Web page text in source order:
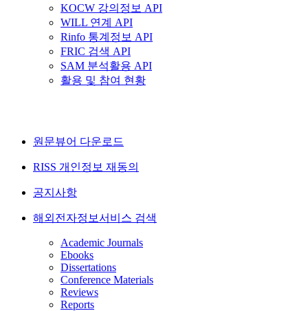
KOCW 강의정보 API
WILL 연계 API
Rinfo 통계정보 API
FRIC 검색 API
SAM 분석활용 API
활용 및 참여 현황
원문뷰어 다운로드
RISS 개인정보 재동의
공지사항
해외전자정보서비스 검색
Academic Journals
Ebooks
Dissertations
Conference Materials
Reviews
Reports